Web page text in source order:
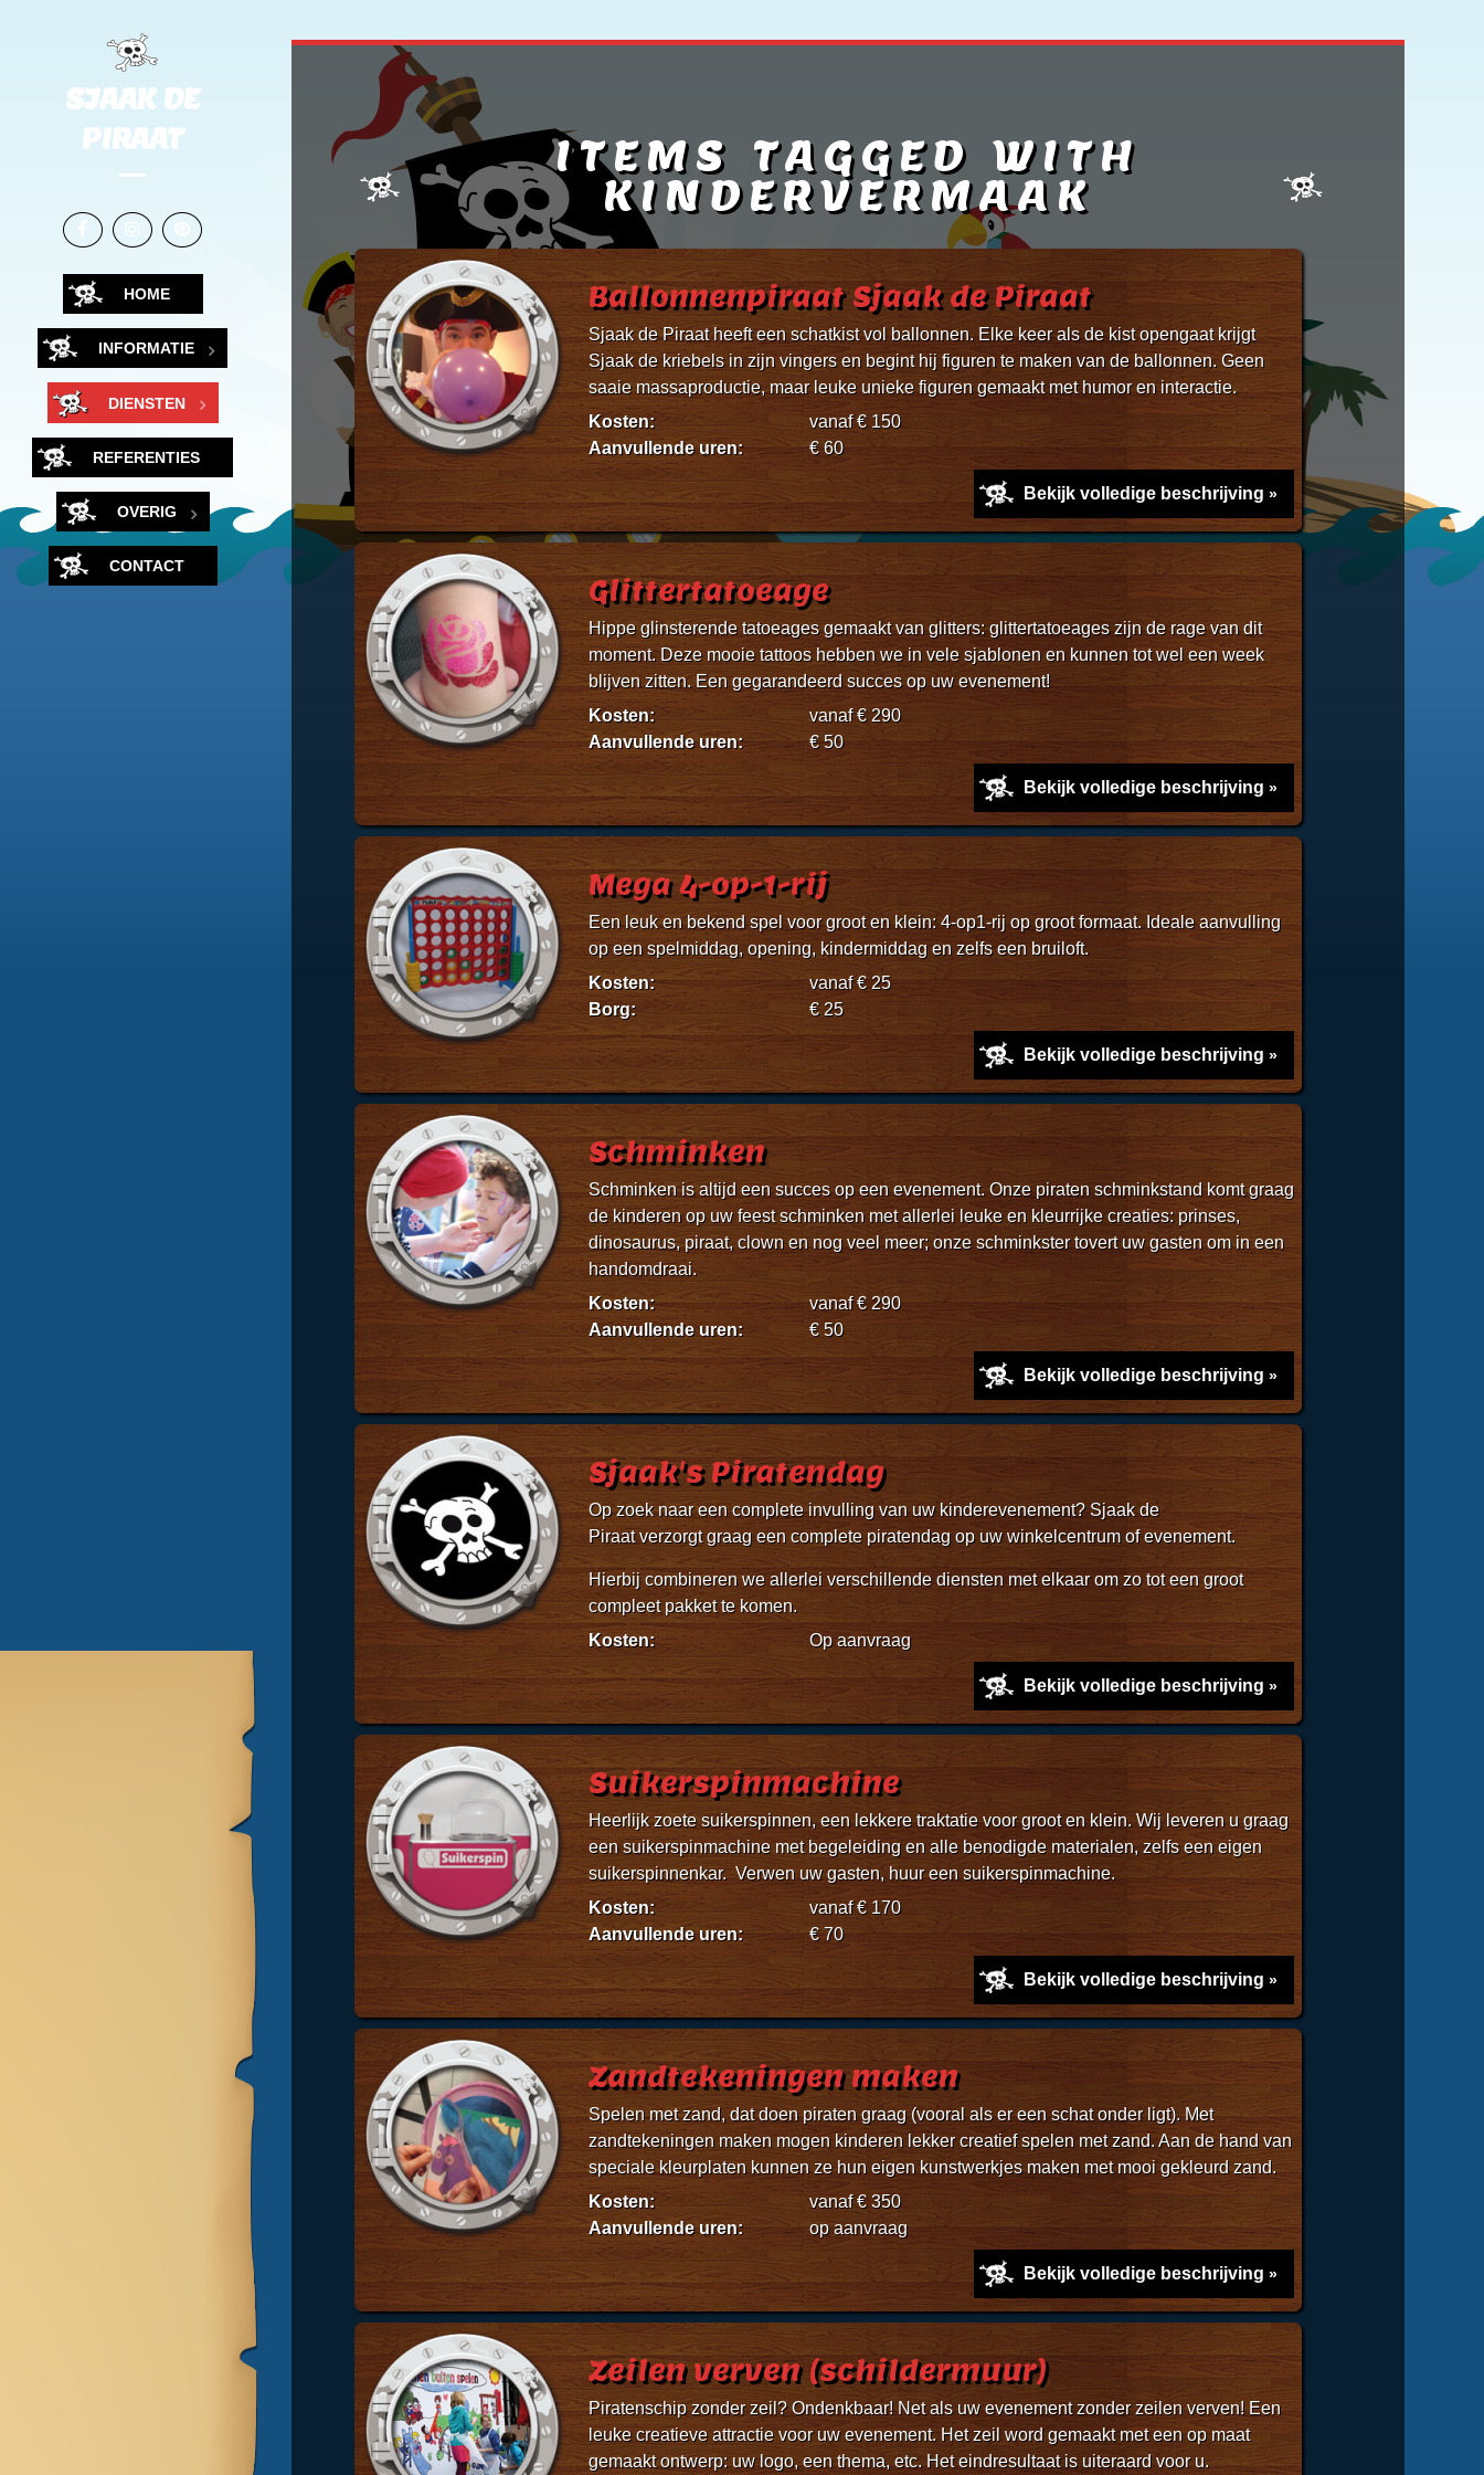
ITEMS TAGGED WITH
KINDERVERMAAK
Ballonnenpiraat Sjaak de Piraat
Sjaak de Piraat heeft een schatkist vol ballonnen. Elke keer als de kist opengaat krijgt
Sjaak de kriebels in zijn vingers en begint hij figuren te maken van de ballonnen. Geen
saaie massaproductie, maar leuke unieke figuren gemaakt met humor en interactie.
Kosten:
vanaf € 150
Aanvullende uren:
€ 60
Bekijk volledige beschrijving
Glittertatoeage
Hippe glinsterende tatoeages gemaakt van glitters: glittertatoeages zijn de rage van dit
moment. Deze mooie tattoos hebben we in vele sjablonen en kunnen tot wel een week
blijven zitten. Een gegarandeerd succes op uw evenement!
Kosten:
vanaf € 290
Aanvullende uren:
€ 50
Bekijk volledige beschrijving
Mega 4-op-1-rij
Een leuk en bekend spel voor groot en klein: 4-op1-rij op groot formaat. Ideale aanvulling
op een spelmiddag, opening, kindermiddag en zelfs een bruiloft.
Kosten:
vanaf € 25
Borg:
€ 25
Bekijk volledige beschrijving
Schminken
Schminken is altijd een succes op een evenement. Onze piraten schminkstand komt graag
de kinderen op uw feest schminken met allerlei leuke en kleurrijke creaties: prinses,
dinosaurus, piraat, clown en nog veel meer; onze schminkster tovert uw gasten om in een
handomdraai.
Kosten:
vanaf € 290
Aanvullende uren:
€ 50
Bekijk volledige beschrijving
Sjaak's Piratendag
Op zoek naar een complete invulling van uw kinderevenement? Sjaak de
Piraat verzorgt graag een complete piratendag op uw winkelcentrum of evenement.
Hierbij combineren we allerlei verschillende diensten met elkaar om zo tot een groot
compleet pakket te komen.
Kosten:
Op aanvraag
Bekijk volledige beschrijving
Suikerspinmachine
Heerlijk zoete suikerspinnen, een lekkere traktatie voor groot en klein. Wij leveren u graag
een suikerspinmachine met begeleiding en alle benodigde materialen, zelfs een eigen
suikerspinnenkar. Verwen uw gasten, huur een suikerspinmachine.
Kosten:
vanaf € 170
Aanvullende uren:
€ 70
Bekijk volledige beschrijving
Zandtekeningen maken
Spelen met zand, dat doen piraten graag (vooral als er een schat onder ligt). Met
zandtekeningen maken mogen kinderen lekker creatief spelen met zand. Aan de hand van
speciale kleurplaten kunnen ze hun eigen kunstwerkjes maken met mooi gekleurd zand.
Kosten:
vanaf € 350
Aanvullende uren:
op aanvraag
Bekijk volledige beschrijving
Zeilen verven (schildermuur)
Piratenschip zonder zeil? Ondenkbaar! Net als uw evenement zonder zeilen verven! Een
leuke creatieve attractie voor uw evenement. Het zeil word gemaakt met een op maat
gemaakt ontwerp: uw logo, een thema, etc. Het eindresultaat is uiteraard voor u.
SJAAK DE
PIRAAT
HOME
INFORMATIE
DIENSTEN
REFERENTIES
OVERIG
CONTACT